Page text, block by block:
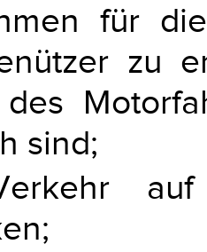
für
zu
sind;
auf